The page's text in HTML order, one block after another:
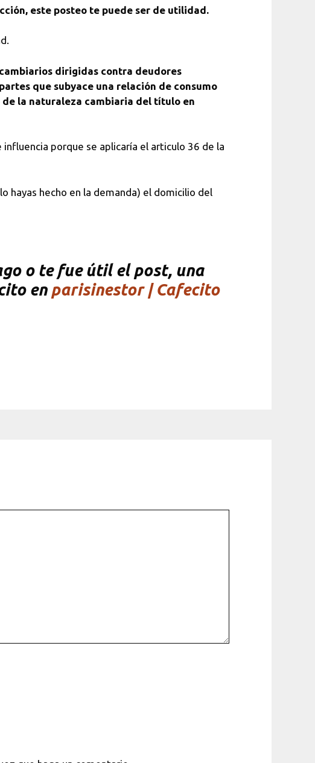
este posteo te puede ser de utilidad.
dirigidas contra deudores
que subyace una relación de consumo
de la naturaleza cambiaria del título en
porque se aplicaría el articulo 36 de la
hayas hecho en la demanda) el domicilio del
o te fue útil el post, una
en parisinestor | Cafecito